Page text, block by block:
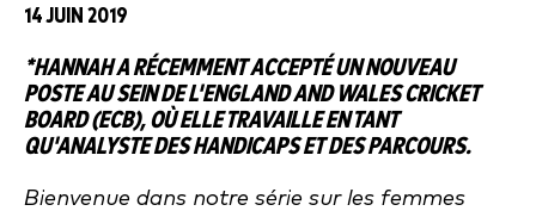
14 JUIN 2019
*HANNAH A RÉCEMMENT ACCEPTÉ UN NOUVEAU
POSTE AU SEIN DE L'ENGLAND AND WALES CRICKET
BOARD (ECB), OÙ ELLE TRAVAILLE EN TANT
QU'ANALYSTE DES HANDICAPS ET DES PARCOURS.
Bienvenue dans notre série sur les femmes